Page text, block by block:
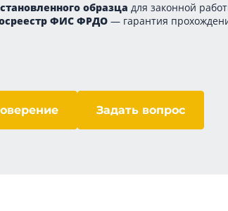
образца для законной
ФИС ФРДО — гарантия
Задать вопрос